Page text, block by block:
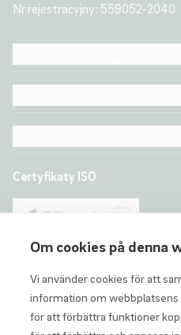
Om cookies på denna
Vi använder cookies för att
information om webbplatsens
för att förbättra funktioner
Nr rejestracyjny: 559052-2040
Certyfikaty ISO